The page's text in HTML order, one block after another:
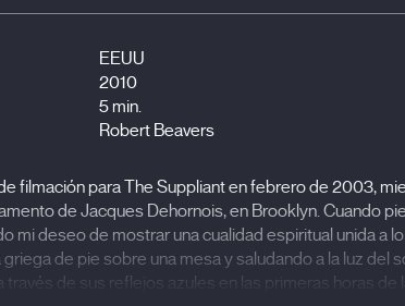
EEUU
2010
5 min.
Robert Beavers
filmación para The Suppliant en febrero de 2003,
de Jacques Dehornois, en Brooklyn. Cuando
mi deseo de mostrar una cualidad espiritual unida a
de pie sobre una mesa y saludando a la luz del
través de sus reflejos azules en las primeras horas de